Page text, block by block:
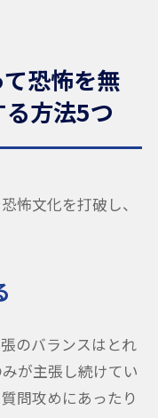
恐怖を無
方法5つ
怖文化を打破し、
のバランスはとれ
が主張し続けてい
問攻めにあったり